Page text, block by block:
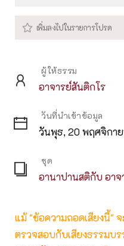
ผู้ให้ธรรม
อาจารย์สันติกโร
วันที่นำเข้าข้อมูล
วันพุธ, 20 พฤศจิกา
ชุด
อานาปานสติกับ อาจ
แม้ "ข้อความถอดเสียงนี้"
ตรวจสอบกับเสียงธรรมบ